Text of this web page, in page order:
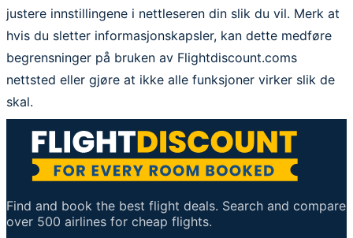
justere innstillingene i nettleseren din slik du vil. Merk at
hvis du sletter informasjonskapsler, kan dette medføre
begrensninger på bruken av Flightdiscount.coms
nettsted eller gjøre at ikke alle funksjoner virker slik de
skal.
Find and book the best flight deals. Search and compare
over 500 airlines for cheap flights.